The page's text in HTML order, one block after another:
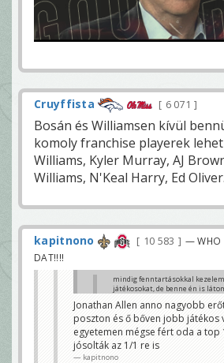
Cruyffista 6 071
Bosán és Williamsen kívül
komoly franchise playerek
Williams, Kyler Murray, AJ
Williams, N'Keal Harry, Ed Oliver.
kapitnono 10 583
— WHO
DAT!!!!
mindig fenntartásokkal
játékosokat, de benne én is
www.youtube.com/watch?
v=vbT9zx72SVI
ZERO_L
O lesz a nem qb first pick
Jonathan Allen anno nagyobb
poszton és ő bőven jobb játékos
egyetemen mégse fért oda a top
jósolták az 1/1 re is
kapitnono